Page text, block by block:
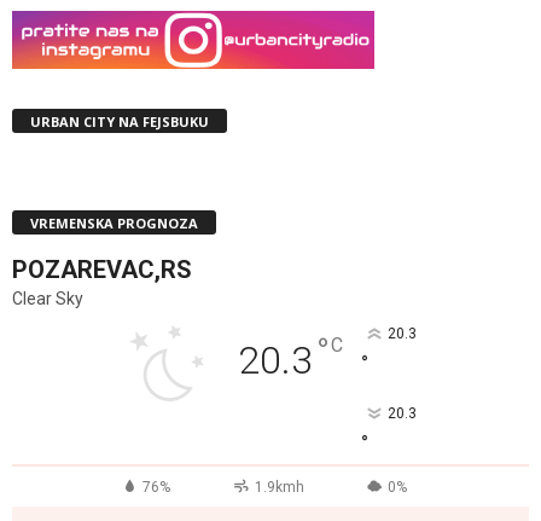
URBAN CITY NA FEJSBUKU
VREMENSKA PROGNOZA
POZAREVAC,RS
Clear Sky
20.3 °C 20.3
°
20.3
°
76% 1.9kmh 0%